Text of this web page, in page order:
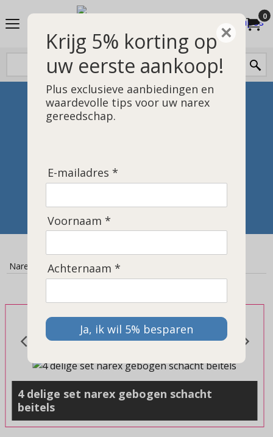
0
Narex tools
4 delige set narex gebogen schacht
beitels
Een extra voordelige set met vier gebogen schacht beitels.
×
Krijg 5% korting op
uw eerste aankoop!
Plus exclusieve aanbiedingen en
waardevolle tips voor uw narex
gereedschap.
E-mailadres *
Voornaam *
Achternaam *
Ja, ik wil 5% besparen